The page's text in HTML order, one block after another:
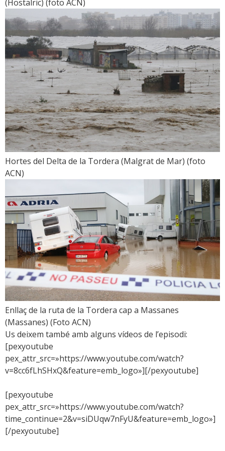
(Hostalric) (foto ACN)
Hortes del Delta de la Tordera (Malgrat de Mar) (foto
ACN)
Enllaç de la ruta de la Tordera cap a Massanes
(Massanes) (Foto ACN)
Us deixem també amb alguns vídeos de l’episodi:
[pexyoutube
pex_attr_src=»https://www.youtube.com/watch?
v=8cc6fLhSHxQ&feature=emb_logo»][/pexyoutube]
[pexyoutube
pex_attr_src=»https://www.youtube.com/watch?
time_continue=2&v=siDUqw7nFyU&feature=emb_logo»]
[/pexyoutube]